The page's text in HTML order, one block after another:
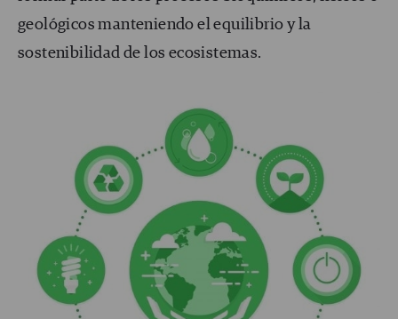
geológicos manteniendo el equilibrio y la
sostenibilidad de los ecosistemas.